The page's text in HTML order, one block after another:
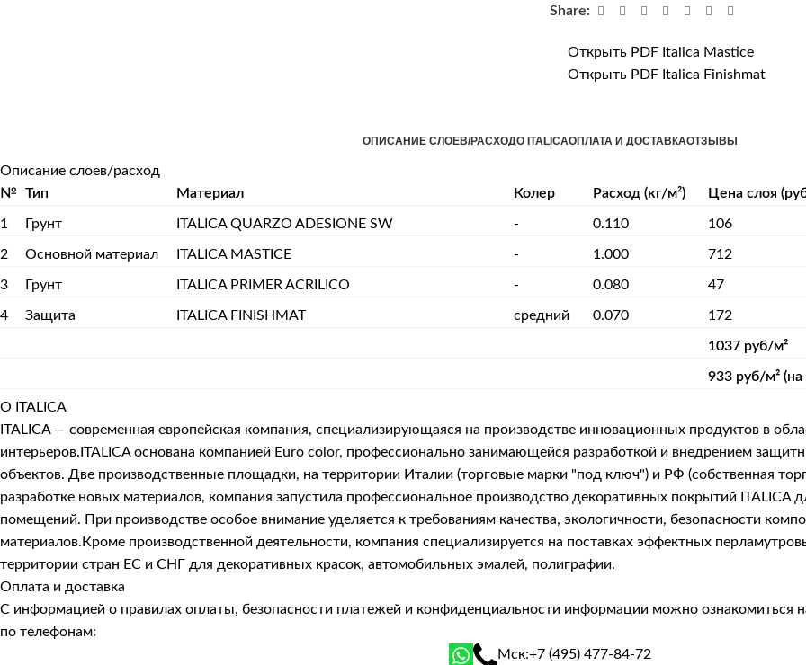
Share:
Открыть PDF Italica Mastice
Открыть PDF Italica Finishmat
ОПИСАНИЕ СЛОЕВ/РАСХОДО ITALICAОПЛАТА И ДОСТАВКАОТЗЫВЫ
Описание слоев/расход
№
Тип Материал Колер Расход (кг/м²) Цена слоя
1 Грунт ITALICA QUARZO ADESIONE SW - 0.110 106
2 Основной материал ITALICA MASTICE - 1.000 712
3 Грунт ITALICA PRIMER ACRILICO - 0.080 47
4 Защита ITALICA FINISHMAT средний 0.070 172
1037 руб/м²
933 руб/м² (на
О ITALICA
ITALICA — современная европейская компания, специализирующаяся на производстве инновационных продуктов в
интерьеров.ITALICA основана компанией Euro color, профессионально занимающейся разработкой и внедрением
объектов. Две производственные площадки, на территории Италии (торговые марки "под ключ") и РФ (собственная
разработке новых материалов, компания запустила профессиональное производство декоративных покрытий
помещений. При производстве особое внимание уделяется к требованиям качества, экологичности, безопасности
материалов.Кроме производственной деятельности, компания специализируется на поставках эффектных
территории стран ЕС и СНГ для декоративных красок, автомобильных эмалей, полиграфии.
Оплата и доставка
С информацией о правилах оплаты, безопасности платежей и конфиденциальности информации можно ознакомиться
по телефонам:
Мск:+7 (495) 477-84-72